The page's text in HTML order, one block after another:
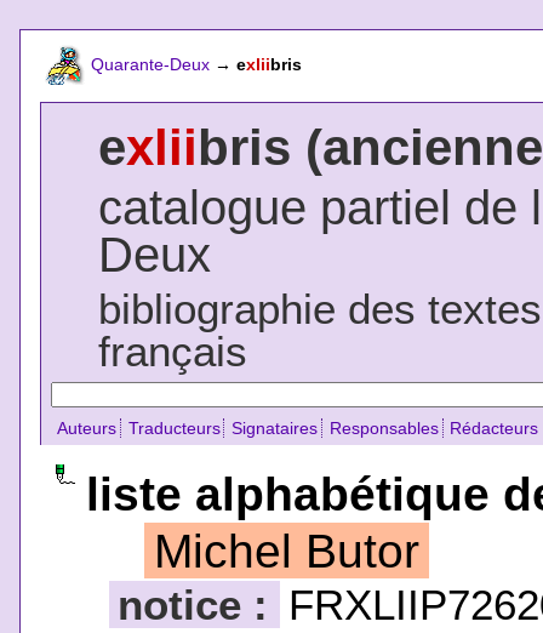
Quarante-Deux → exliibris
exliibris
catalogue partiel de
Deux
bibliographie des
français
Auteurs Traducteurs Signataires Responsables Rédacteurs
liste alphabétique
Michel Butor
notice :